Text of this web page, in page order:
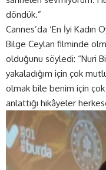
döndük.”
Cannes’da ‘En İyi Kadın
Bilge Ceylan filminde
olduğunu söyledi: “Nuri
yakaladığım için çok
olmak bile benim için çok
anlattığı hikâyeler